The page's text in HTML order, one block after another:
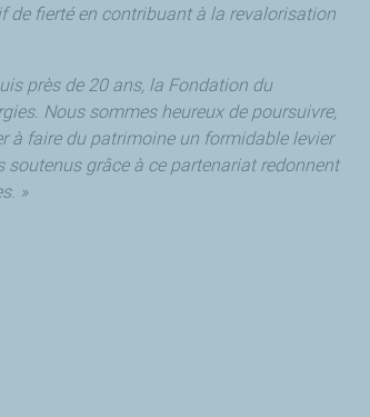
de fierté en contribuant à la revalorisation
près de 20 ans, la Fondation du
Nous sommes heureux de poursuivre,
à faire du patrimoine un formidable levier
soutenus grâce à ce partenariat redonnent
»